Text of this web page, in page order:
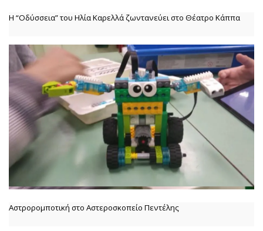
Η “Οδύσσεια” του Ηλία Καρελλά ζωντανεύει στο Θέατρο Κάππα
Αστρορομποτική στο Αστεροσκοπείο Πεντέλης